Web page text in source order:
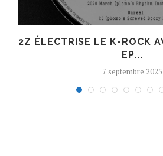
2Z ÉLECTRISE LE K-ROCK
EP...
7 septembre 2025